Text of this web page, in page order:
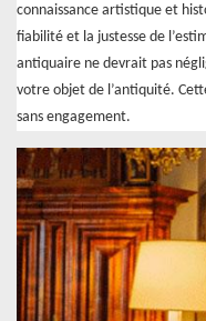
connaissance artistique et
fiabilité et la justesse de
antiquaire ne devrait pas
votre objet de l’antiquité.
sans engagement.